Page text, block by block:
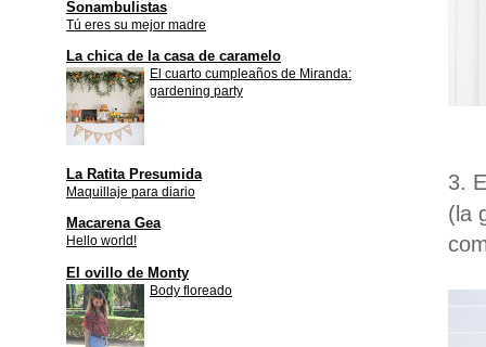
3.
(la
Sonambulistas
Tú eres su mejor madre
La chica de la casa de caramelo
El cuarto cumpleaños de Miranda:
gardening party
La Ratita Presumida
Maquillaje para diario
Macarena Gea
Hello world!
El ovillo de Monty
Body floreado